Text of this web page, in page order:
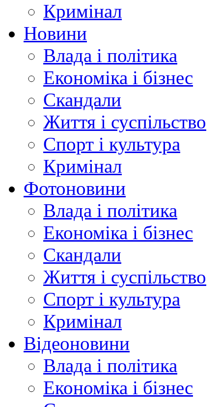
Кримінал
Новини
Влада і політика
Економіка і бізнес
Скандали
Життя і суспільство
Спорт і культура
Кримінал
Фотоновини
Влада і політика
Економіка і бізнес
Скандали
Життя і суспільство
Спорт і культура
Кримінал
Відеоновини
Влада і політика
Економіка і бізнес